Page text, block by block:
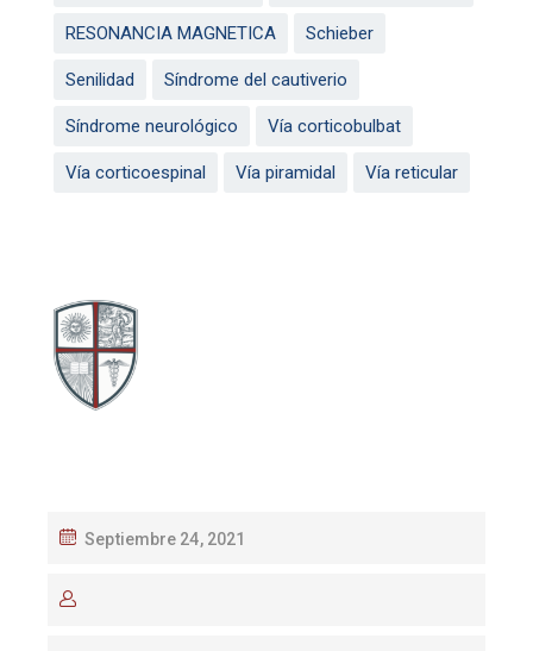
RESONANCIA MAGNETICA Schieber
Senilidad Síndrome del cautiverio
Síndrome neurológico Vía corticobulbat
Vía corticoespinal Vía piramidal Vía reticular
Septiembre 24, 2021